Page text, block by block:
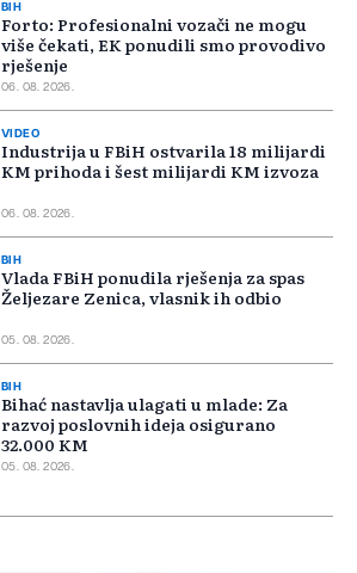
BIH
Forto: Profesionalni vozači ne mogu
više čekati, EK ponudili smo provodivo
rješenje
06. 08. 2026.
VIDEO
Industrija u FBiH ostvarila 18 milijardi
KM prihoda i šest milijardi KM izvoza
06. 08. 2026.
BIH
Vlada FBiH ponudila rješenja za spas
Željezare Zenica, vlasnik ih odbio
05. 08. 2026.
BIH
Bihać nastavlja ulagati u mlade: Za
razvoj poslovnih ideja osigurano
32.000 KM
05. 08. 2026.